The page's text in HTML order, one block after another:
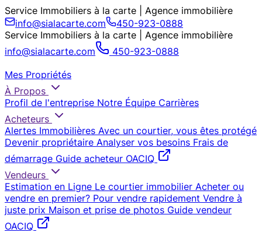
Service Immobiliers à la carte | Agence immobilière
info@sialacarte.com
450-923-0888
Service Immobiliers à la carte | Agence immobilière
info@sialacarte.com
450-923-0888
Mes Propriétés
À Propos
Profil de l'entreprise Notre Équipe Carrières
Acheteurs
Alertes Immobilières Avec un courtier, vous êtes protégé
Devenir propriétaire Analyser vos besoins Frais de
démarrage Guide acheteur OACIQ
Vendeurs
Estimation en Ligne Le courtier immobilier Acheter ou
vendre en premier? Pour vendre rapidement Vendre à
juste prix Maison et prise de photos Guide vendeur
OACIQ